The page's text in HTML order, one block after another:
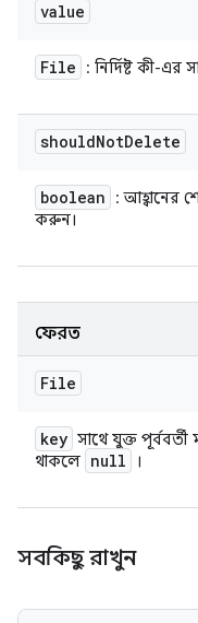
value
File : নির্দিষ্ট কী-এর
shouldNotDelete
boolean
: আহ্বানের
করুন।
ফেরত
File
key সাথে যুক্ত
থাকলে null ।
সবকিছু রাখুন